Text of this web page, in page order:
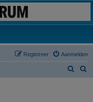
Aanmelden
Registreer